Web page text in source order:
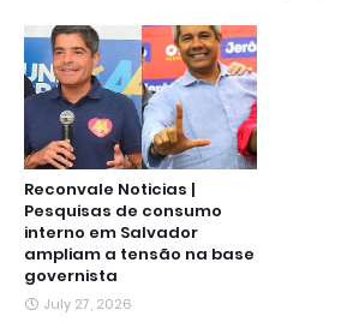
Reconvale Noticias |
Pesquisas de consumo
interno em Salvador
ampliam a tensão na base
governista
July 27, 2026